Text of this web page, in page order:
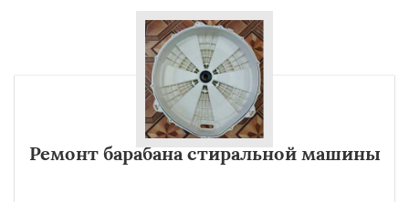
Ремонт барабана стиральной машины